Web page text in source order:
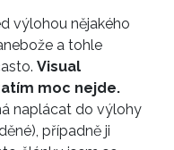
výlohou nějakého
a tohle
Visual
moc nejde.
naplácat do výlohy
případně ji